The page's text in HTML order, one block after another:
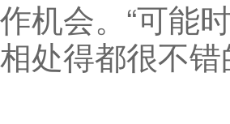
作机会。“可能
相处得都很不错